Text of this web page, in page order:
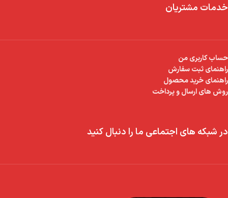
خدمات مشتریان
حساب کاربری من
راهنمای ثبت سفارش
راهنمای خرید محصول
روش های ارسال و پرداخت
در شبکه های اجتماعی ما را دنبال کنید